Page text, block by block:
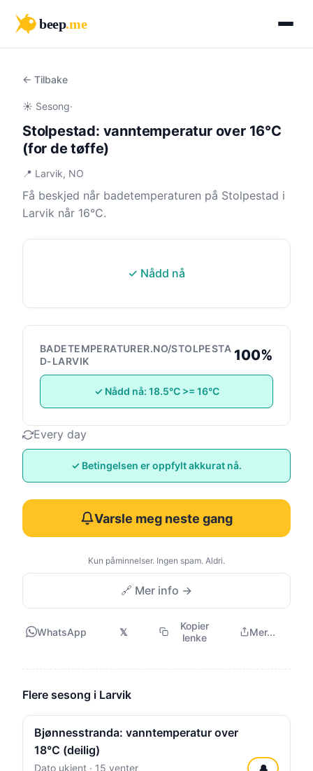
beep.me
← Tilbake
☀️ Sesong·
Stolpestad: vanntemperatur over 16°C
(for de tøffe)
📍 Larvik, NO
Få beskjed når badetemperaturen på Stolpestad i
Larvik når 16°C.
✓ Nådd nå
BADETEMPERATURER.NO/STOLPESTA
D-LARVIK
100%
✓ Nådd nå: 18.5°C >= 16°C
Every day
✓ Betingelsen er oppfylt akkurat nå.
Varsle meg neste gang
Kun påminnelser. Ingen spam. Aldri.
🔗 Mer info →
WhatsApp 𝕏
Kopier
lenke
Mer...
Flere sesong i Larvik
Bjønnesstranda: vanntemperatur over
18°C (deilig)
Dato ukjent · 15 venter 🔔